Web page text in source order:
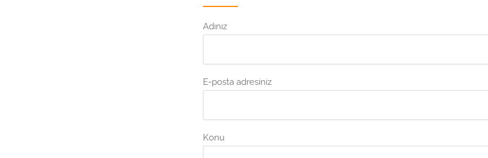
Adınız
E-posta adresiniz
Konu